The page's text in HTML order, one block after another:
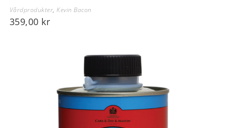
Vårdprodukter,Kevin Bacon
359,00 kr